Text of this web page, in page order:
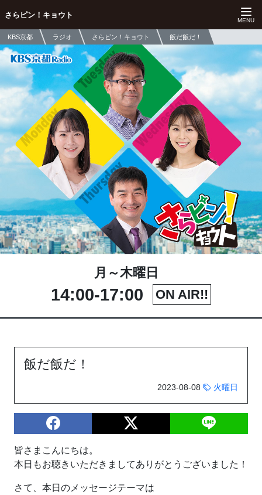
さらピン！キョウト
KBS京都 ラジオ さらピン！キョウト 飯だ飯だ！
月～木曜日
14:00-17:00 ON AIR!!
飯だ飯だ！
2023-08-08 火曜日
皆さまこんにちは。
本日もお聴きいただきましてありがとうございました！
さて、本日のメッセージテーマは